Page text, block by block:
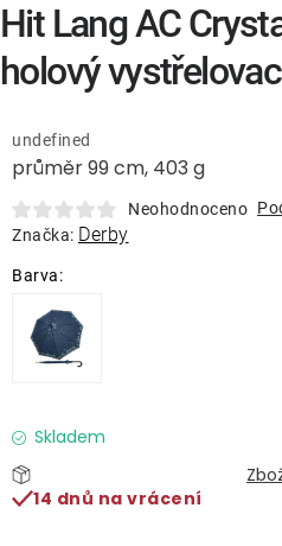
Lavice a houpačky
Lehátka
Doplňky
Gastro produkty
Kolekce
Prodávané značky
průměr 99 cm, 403 g
undefined
Neohodnoceno
Značka: Derby
Skladem
14 dnů na vrácení
Hit Lang AC
holový